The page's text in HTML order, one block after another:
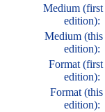
Medium (first
edition):
Medium (this
edition):
Format (first
edition):
Format (this
edition):